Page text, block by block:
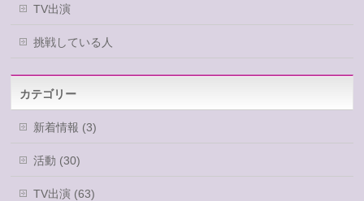
TV出演
挑戦している人
カテゴリー
新着情報 (3)
活動 (30)
TV出演 (63)